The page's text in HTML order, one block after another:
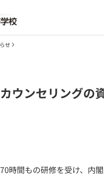
せ
ウンセリング
時間もの研修を受け、内